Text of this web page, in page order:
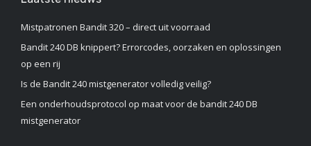
Mistpatronen Bandit 320 – direct uit voorraad
Bandit 240 DB knippert? Errorcodes, oorzaken en oplossingen
op een rij
Is de Bandit 240 mistgenerator volledig veilig?
Een onderhoudsprotocol op maat voor de bandit 240 DB
mistgenerator